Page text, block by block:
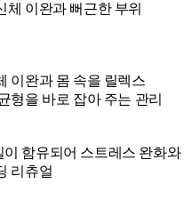
체 이완과 뻐근한 부위
이완과 몸 속을 릴렉스
형을 바로 잡아 주는 관리
함유되어 스트레스 완화와
리츄얼